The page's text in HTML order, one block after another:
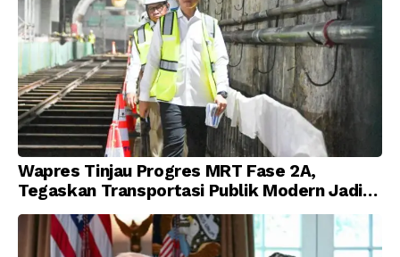
Wapres Tinjau Progres MRT Fase 2A,
Tegaskan Transportasi Publik Modern Jadi
Prioritas Nasional